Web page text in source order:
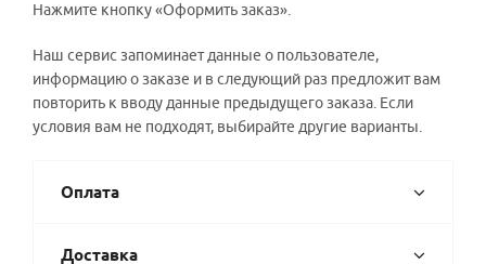
Нажмите кнопку «Оформить заказ».
Наш сервис запоминает данные о пользователе,
информацию о заказе и в следующий раз предложит вам
повторить к вводу данные предыдущего заказа. Если
условия вам не подходят, выбирайте другие варианты.
Оплата
Доставка